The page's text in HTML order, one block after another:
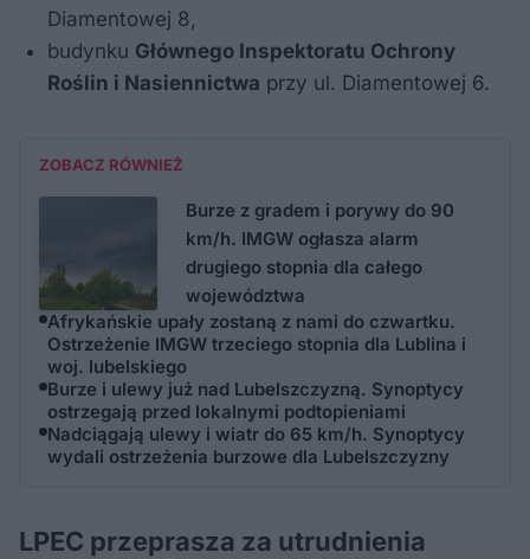
Diamentowej 8,
budynku Głównego Inspektoratu Ochrony
Roślin i Nasiennictwa przy ul. Diamentowej 6.
ZOBACZ RÓWNIEŻ
Burze z gradem i porywy do 90
km/h. IMGW ogłasza alarm
drugiego stopnia dla całego
województwa
Afrykańskie upały zostaną z nami do czwartku.
Ostrzeżenie IMGW trzeciego stopnia dla Lublina i
woj. lubelskiego
Burze i ulewy już nad Lubelszczyzną. Synoptycy
ostrzegają przed lokalnymi podtopieniami
Nadciągają ulewy i wiatr do 65 km/h. Synoptycy
wydali ostrzeżenia burzowe dla Lubelszczyzny
LPEC przeprasza za utrudnienia